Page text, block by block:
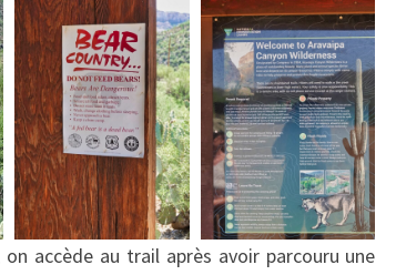
accède au trail après avoir parcouru une